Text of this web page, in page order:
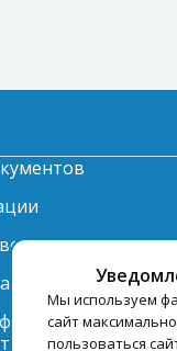
Мы используем
сайт
пользоваться
по